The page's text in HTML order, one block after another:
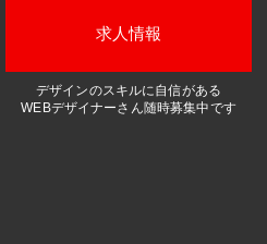
求人情報
デザインのスキルに自信がある
WEBデザイナーさん随時募集中です